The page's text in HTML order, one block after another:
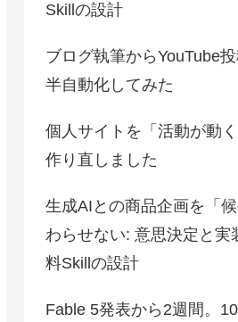
Skillの設計
ブログ執筆からYouTube
半自動化してみた
個人サイトを「活動が動
作り直しました
生成AIとの商品企画を「
わらせない: 意思決定と実
料Skillの設計
Fable 5発表から2週間。